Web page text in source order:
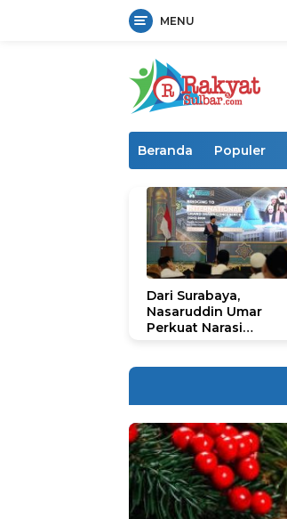
MENU
Beranda Populer
Dari Surabaya,
Nasaruddin Umar
Perkuat Narasi